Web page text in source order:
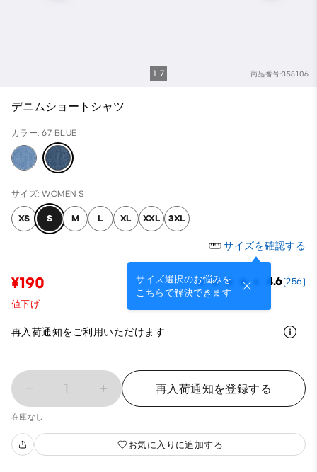
商品番号:358106
1 7
デニムショートシャツ
カラー: 67 BLUE
サイズ: WOMEN S
XS S M L XL XXL 3XL
サイズを確認する
サイズ選択のお悩みを
こちらで解決できます
¥190 4.6(256)
値下げ
再入荷通知をご利用いただけます
1 再入荷通知を登録する
在庫なし
お気に入りに追加する